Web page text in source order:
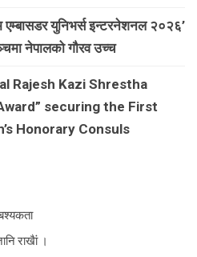
युनिभर्स इन्टरनेशनल २०२६’
नेपालको गौरव उच्च
Rajesh Kazi Shrestha
securing the First
Honorary Consuls
राखैां ।